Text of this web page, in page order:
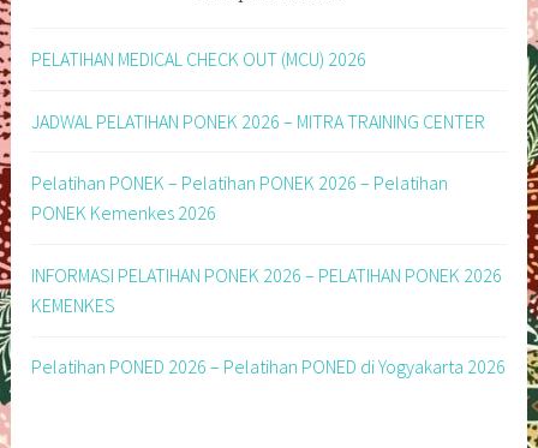
PELATIHAN MEDICAL CHECK OUT (MCU) 2026
JADWAL PELATIHAN PONEK 2026 – MITRA TRAINING CENTER
Pelatihan PONEK – Pelatihan PONEK 2026 – Pelatihan
PONEK Kemenkes 2026
INFORMASI PELATIHAN PONEK 2026 – PELATIHAN PONEK 2026
KEMENKES
Pelatihan PONED 2026 – Pelatihan PONED di Yogyakarta 2026